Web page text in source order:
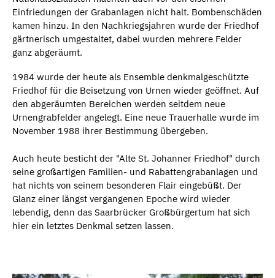
Einfriedungen der Grabanlagen nicht halt. Bombenschäden
kamen hinzu. In den Nachkriegsjahren wurde der Friedhof
gärtnerisch umgestaltet, dabei wurden mehrere Felder
ganz abgeräumt.
1984 wurde der heute als Ensemble denkmalgeschützte
Friedhof für die Beisetzung von Urnen wieder geöffnet. Auf
den abgeräumten Bereichen werden seitdem neue
Urnengrabfelder angelegt. Eine neue Trauerhalle wurde im
November 1988 ihrer Bestimmung übergeben.
Auch heute besticht der "Alte St. Johanner Friedhof" durch
seine großartigen Familien- und Rabattengrabanlagen und
hat nichts von seinem besonderen Flair eingebüßt. Der
Glanz einer längst vergangenen Epoche wird wieder
lebendig, denn das Saarbrücker Großbürgertum hat sich
hier ein letztes Denkmal setzen lassen.